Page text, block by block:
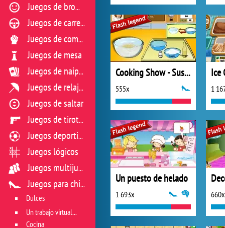
Cooking Show - Sushi Rolls
555x
Ice
1
Un puesto de helado
1 693x 660x
Juegos de broma
Juegos de carreras
Juegos de combate
Juegos de mesa
Juegos de naipes
Juegos de relajación
Juegos de saltar
Juegos de tiroteo
Juegos deportivos
Juegos lógicos
Juegos multijugador
Juegos para chicas
Dulces
Un trabajo virtual en restaurante
Cocina